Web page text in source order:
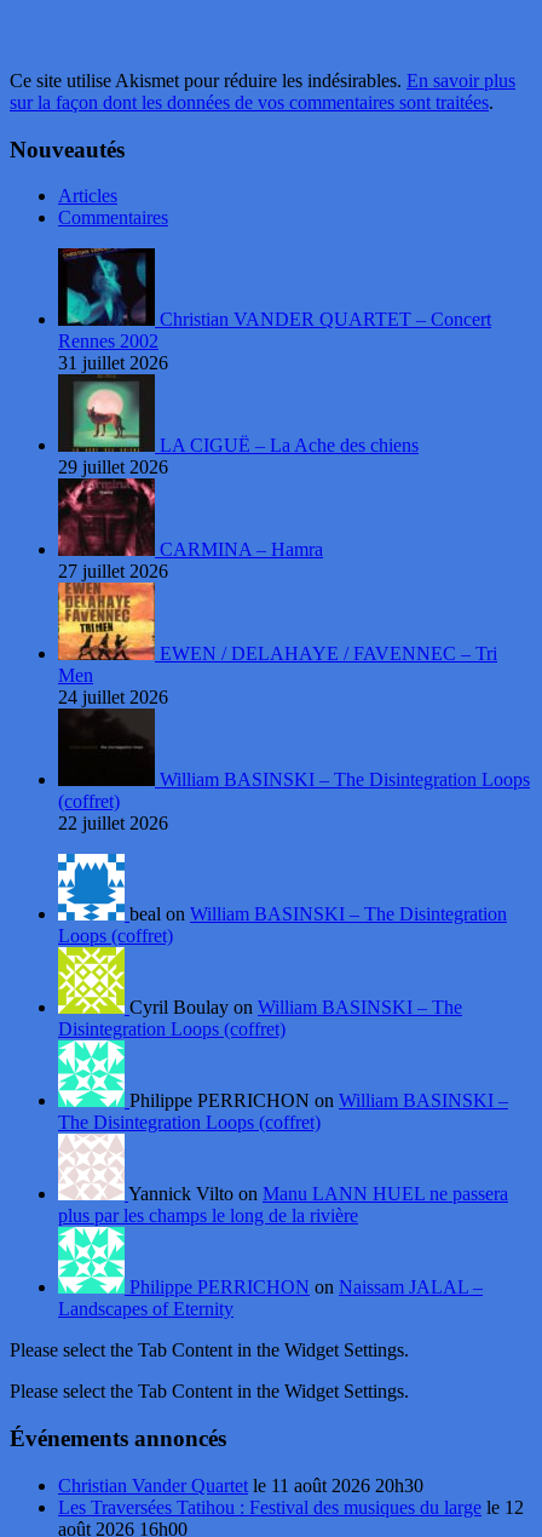
Ce site utilise Akismet pour réduire les indésirables. En savoir plus
sur la façon dont les données de vos commentaires sont traitées.
Nouveautés
Articles
Commentaires
Christian VANDER QUARTET – Concert
Rennes 2002
31 juillet 2026
LA CIGUË – La Ache des chiens
29 juillet 2026
CARMINA – Hamra
27 juillet 2026
EWEN / DELAHAYE / FAVENNEC – Tri
Men
24 juillet 2026
William BASINSKI – The Disintegration Loops
(coffret)
22 juillet 2026
beal on William BASINSKI – The Disintegration
Loops (coffret)
Cyril Boulay on William BASINSKI – The
Disintegration Loops (coffret)
Philippe PERRICHON on William BASINSKI –
The Disintegration Loops (coffret)
Yannick Vilto on Manu LANN HUEL ne passera
plus par les champs le long de la rivière
Philippe PERRICHON on Naissam JALAL –
Landscapes of Eternity
Please select the Tab Content in the Widget Settings.
Please select the Tab Content in the Widget Settings.
Événements annoncés
Christian Vander Quartet le 11 août 2026 20h30
Les Traversées Tatihou : Festival des musiques du large le 12
août 2026 16h00